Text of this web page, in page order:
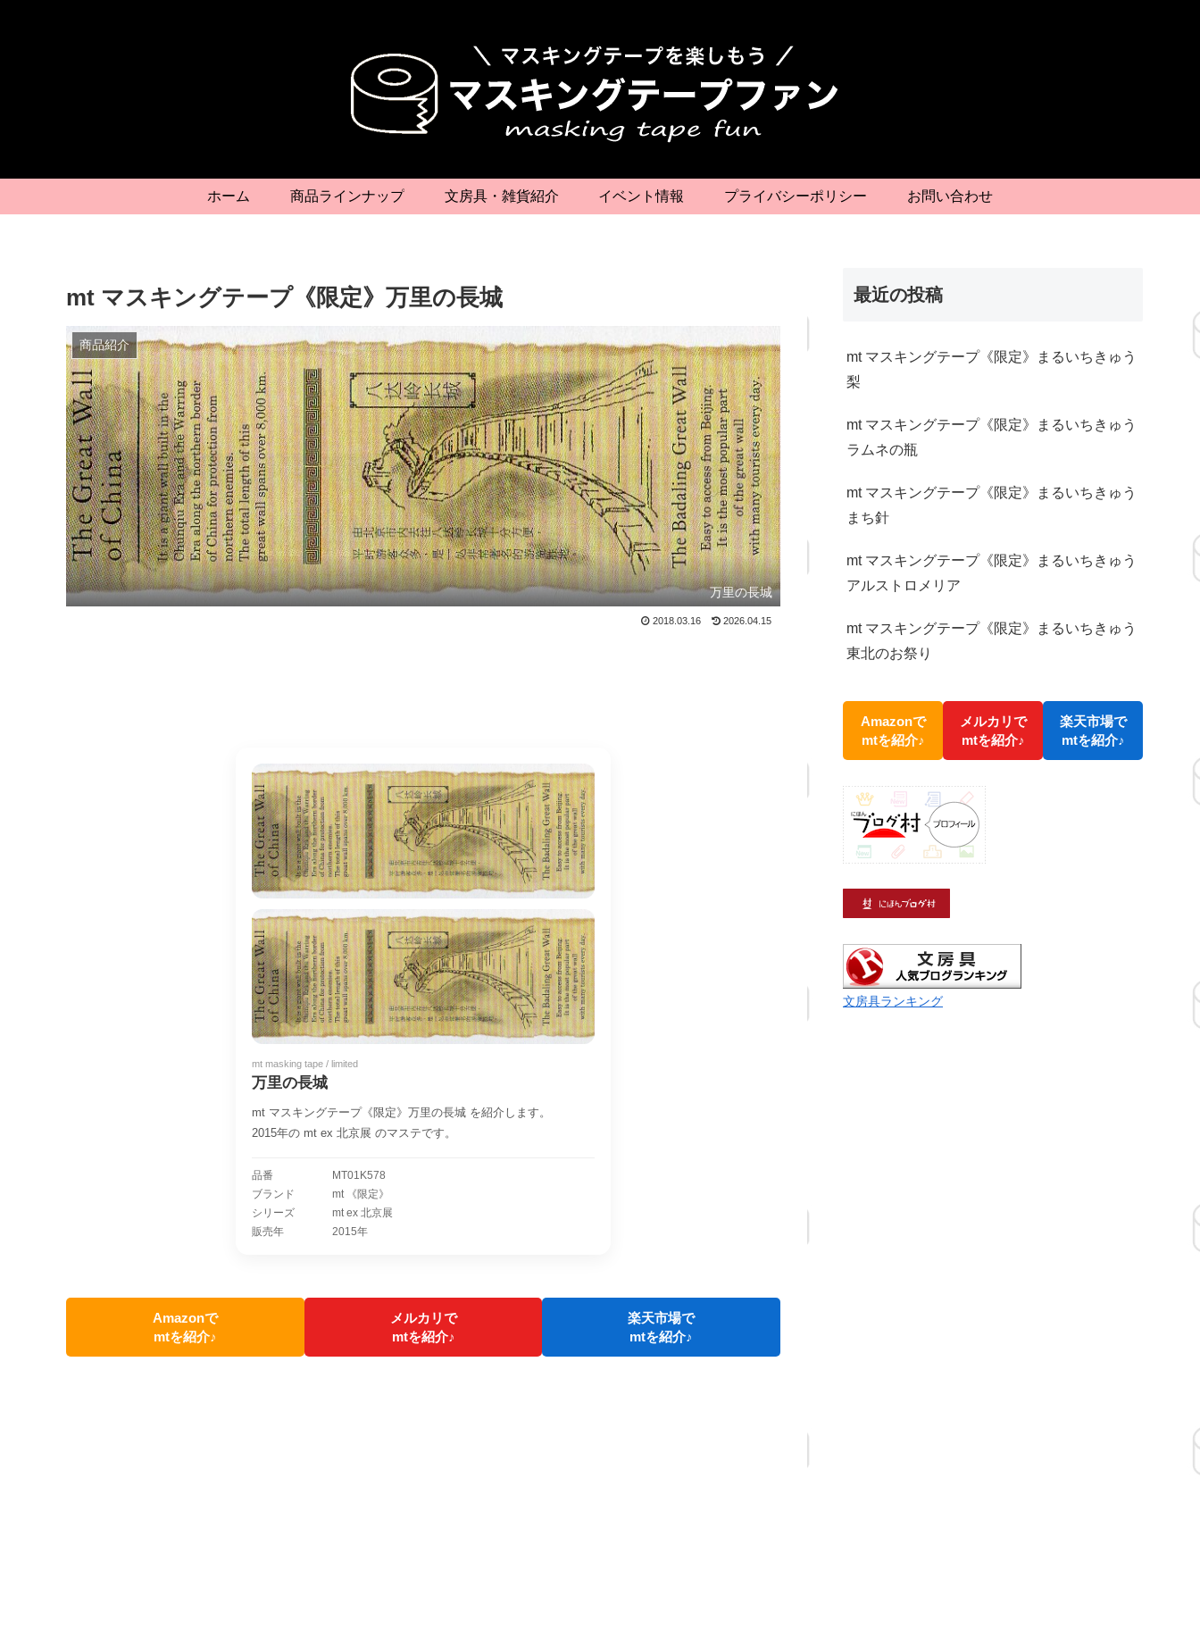
ホーム 商品ラインナップ 文房具・雑貨紹介 イベント情報 プライバシーポリシー お問い合わせ
mt マスキングテープ《限定》万里の長城
商品紹介
万里の長城
2018.03.16 2026.04.15
mt masking tape / limited
万里の長城
mt マスキングテープ《限定》万里の長城 を紹介します。
2015年の mt ex 北京展 のマステです。
品番
MT01K578
ブランド
mt 《限定》
シリーズ
mt ex 北京展
販売年
2015年
Amazonで
mtを紹介♪
メルカリで
mtを紹介♪
楽天市場で
mtを紹介♪
最近の投稿
mt マスキングテープ《限定》まるいちきゅう
梨
mt マスキングテープ《限定》まるいちきゅう
ラムネの瓶
mt マスキングテープ《限定》まるいちきゅう
まち針
mt マスキングテープ《限定》まるいちきゅう
アルストロメリア
mt マスキングテープ《限定》まるいちきゅう
東北のお祭り
Amazonで
mtを紹介♪
メルカリで
mtを紹介♪
楽天市場で
mtを紹介♪
文房具ランキング